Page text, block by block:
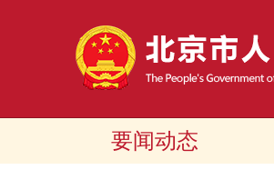
要闻动态